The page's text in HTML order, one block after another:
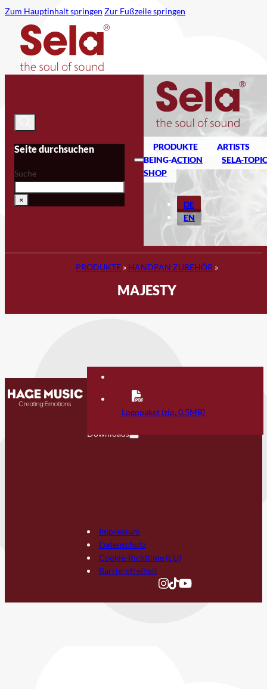
Zum Hauptinhalt springen Zur Fußzeile springen
Seite durchsuchen
Suche
×
PRODUKTE
ARTISTS
BEING-ACTION
SELA-
SHOP
DE
EN
PRODUKTE » HANDPAN ZUBEHÖR »
MAJESTY
Downloads
Logopaket (zip, 0.5MB)
Impressum
Datenschutz
Cookie-Richtlinie (EU)
Barrierefreiheit